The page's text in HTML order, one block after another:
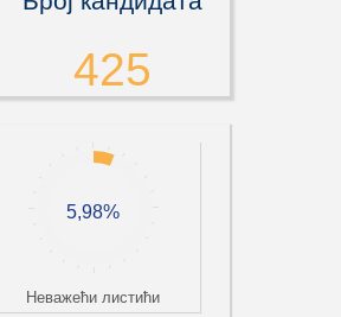
425
5,98%
Неважећи листићи